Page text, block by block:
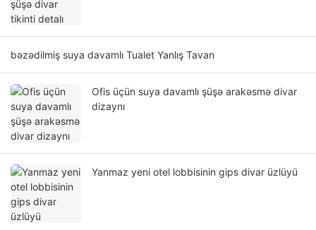
bəzədilmiş suya davamlı Tualet Yanlış Tavan
Ofis üçün suya davamlı şüşə arakəsmə divar
dizaynı
Yanmaz yeni otel lobbisinin gips divar üzlüyü